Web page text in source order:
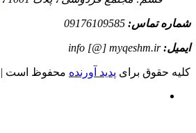
شماره تماس: 09176109585
ایمیل:info [@] myqeshm.ir
کلیه حقوق برای پدید آورنده محفوظ است |